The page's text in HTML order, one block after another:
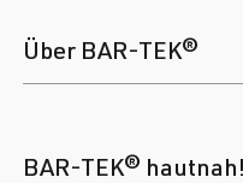
Über BAR-TEK®
BAR-TEK® hautnah!